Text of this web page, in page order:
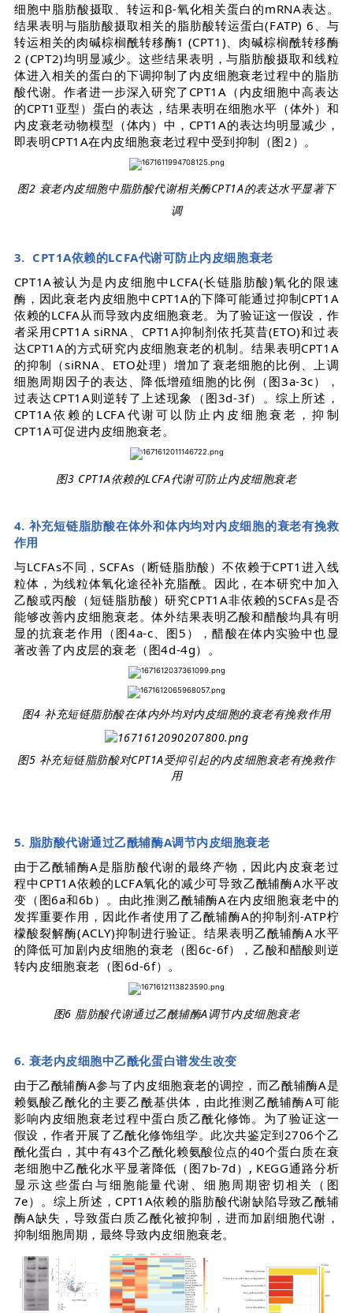
细胞中脂肪酸摄取、转运和β-氧化相关蛋白的mRNA表达。
结果表明与脂肪酸摄取相关的脂肪酸转运蛋白(FATP) 6、与
转运相关的肉碱棕榈酰转移酶1 (CPT1)、肉碱棕榈酰转移酶
2 (CPT2)均明显减少。这些结果表明，与脂肪酸摄取和线粒
体进入相关的蛋白的下调抑制了内皮细胞衰老过程中的脂肪
酸代谢。作者进一步深入研究了CPT1A（内皮细胞中高表达
的CPT1亚型）蛋白的表达，结果表明在细胞水平（体外）和
内皮衰老动物模型（体内）中，CPT1A的表达均明显减少，
即表明CPT1A在内皮细胞衰老过程中受到抑制（图2） 。
图2 衰老内皮细胞中脂肪酸代谢相关酶CPT1A的表达水平显著下
调
3. CPT1A依赖的LCFA代谢可防止内皮细胞衰老
CPT1A被认为是内皮细胞中LCFA(长链脂肪酸)氧化的限速
酶，因此衰老内皮细胞中CPT1A的下降可能通过抑制CPT1A
依赖的LCFA从而导致内皮细胞衰老。为了验证这一假设，作
者采用CPT1A siRNA、CPT1A抑制剂依托莫昔(ETO)和过表
达CPT1A的方式研究内皮细胞衰老的机制。结果表明CPT1A
的抑制（siRNA、ETO处理）增加了衰老细胞的比例、上调
细胞周期因子的表达、降低增殖细胞的比例（图3a-3c），
过表达CPT1A则逆转了上述现象（图3d-3f）。综上所述，
CPT1A依赖的LCFA代谢可以防止内皮细胞衰老，抑制
CPT1A可促进内皮细胞衰老。
图3 CPT1A依赖的LCFA代谢可防止内皮细胞衰老
4. 补充短链脂肪酸在体外和体内均对内皮细胞的衰老有挽救
作用
与LCFAs不同，SCFAs（断链脂肪酸）不依赖于CPT1进入线
粒体，为线粒体氧化途径补充脂酰。因此，在本研究中加入
乙酸或丙酸（短链脂肪酸）研究CPT1A非依赖的SCFAs是否
能够改善内皮细胞衰老。体外结果表明乙酸和醋酸均具有明
显的抗衰老作用（图4a-c、图5），醋酸在体内实验中也显
著改善了内皮层的衰老（图4d-4g）。
图4 补充短链脂肪酸在体内外均对内皮细胞的衰老有挽救作用
图5 补充短链脂肪酸对CPT1A受抑引起的内皮细胞衰老有挽救作
用
5. 脂肪酸代谢通过乙酰辅酶A调节内皮细胞衰老
由于乙酰辅酶A是脂肪酸代谢的最终产物，因此内皮衰老过
程中CPT1A依赖的LCFA氧化的减少可导致乙酰辅酶A水平改
变（图6a和6b）。由此推测乙酰辅酶A在内皮细胞衰老中的
发挥重要作用，因此作者使用了乙酰辅酶A的抑制剂-ATP柠
檬酸裂解酶(ACLY)抑制进行验证。结果表明乙酰辅酶A水平
的降低可加剧内皮细胞的衰老（图6c-6f），乙酸和醋酸则逆
转内皮细胞衰老（图6d-6f）。
图6 脂肪酸代谢通过乙酰辅酶A调节内皮细胞衰老
6. 衰老内皮细胞中乙酰化蛋白谱发生改变
由于乙酰辅酶A参与了内皮细胞衰老的调控，而乙酰辅酶A是
赖氨酸乙酰化的主要乙酰基供体，由此推测乙酰辅酶A可能
影响内皮细胞衰老过程中蛋白质乙酰化修饰。为了验证这一
假设，作者开展了乙酰化修饰组学。此次共鉴定到2706个乙
酰化蛋白，其中有43个乙酰化赖氨酸位点的40个蛋白质在衰
老细胞中乙酰化水平显著降低（图7b-7d）, KEGG通路分析
显示这些蛋白与细胞能量代谢、细胞周期密切相关（图
7e）。综上所述，CPT1A依赖的脂肪酸代谢缺陷导致乙酰辅
酶A缺失，导致蛋白质乙酰化被抑制，进而加剧细胞代谢，
抑制细胞周期，最终导致内皮细胞衰老。